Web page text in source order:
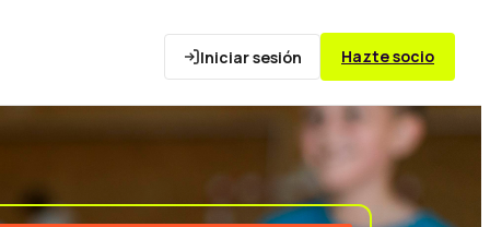
Iniciar sesión Hazte socio